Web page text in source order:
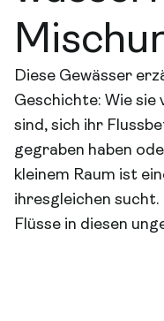
Diese Gewässer
Geschichte: Wie
sind, sich ihr
gegraben haben
kleinem Raum ist
ihresgleichen sucht.
Flüsse in diesen